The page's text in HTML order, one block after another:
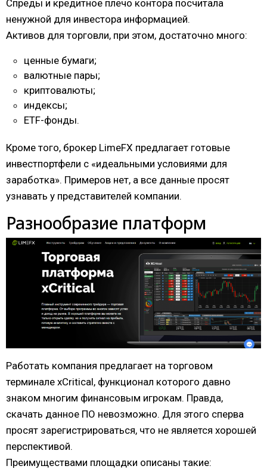
Спреды и кредитное плечо контора посчитала
ненужной для инвестора информацией.
Активов для торговли, при этом, достаточно много:
ценные бумаги;
валютные пары;
криптовалюты;
индексы;
ETF-фонды.
Кроме того, брокер LimeFX предлагает готовые
инвестпортфели с «идеальными условиями для
заработка». Примеров нет, а все данные просят
узнавать у представителей компании.
Разнообразие платформ
Работать компания предлагает на торговом
терминале xCritical, функционал которого давно
знаком многим финансовым игрокам. Правда,
скачать данное ПО невозможно. Для этого сперва
просят зарегистрироваться, что не является хорошей
перспективой.
Преимуществами площадки описаны такие: